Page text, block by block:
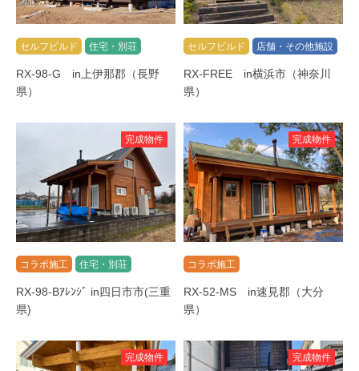
セルフビルド 住宅・別荘
RX-98-G in上伊那郡（長野
県）
セルフビルド 店舗・その他施設
RX-FREE in横浜市（神奈川
県）
完成物件
コラボ施工 住宅・別荘
RX-98-Bｱﾚﾝｼﾞ in四日市市(三重
県)
完成物件
コラボ施工
RX-52-MS in速見郡（大分
県）
完成物件 完成物件